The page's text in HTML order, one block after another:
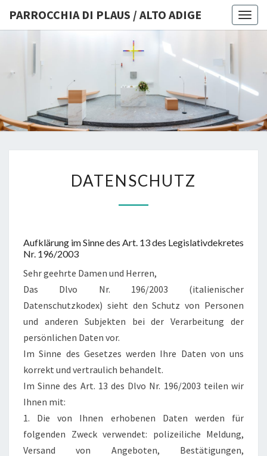
PARROCCHIA DI PLAUS / ALTO ADIGE
DI
ALTO
DATENSCHUTZ
Aufklärung im Sinne des Art. 13 des Legislativdekretes
Nr. 196/2003
Sehr geehrte Damen und Herren,
Das Dlvo Nr. 196/2003 (italienischer
Datenschutzkodex) sieht den Schutz von Personen
und anderen Subjekten bei der Verarbeitung der
persönlichen Daten vor.
Im Sinne des Gesetzes werden Ihre Daten von uns
korrekt und vertraulich behandelt.
Im Sinne des Art. 13 des Dlvo Nr. 196/2003 teilen wir
Ihnen mit:
1. Die von Ihnen erhobenen Daten werden für
folgenden Zweck verwendet: polizeiliche Meldung,
Versand von Angeboten, Bestätigungen,